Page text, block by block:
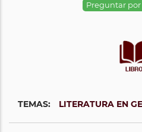
Preguntar
TEMAS: LITERATURA EN